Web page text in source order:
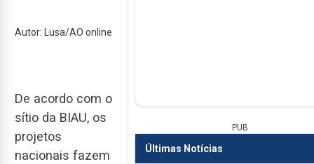
Autor: Lusa/AO online
De acordo com o
sítio da BIAU, os
projetos
nacionais fazem
PUB
Últimas Notícias